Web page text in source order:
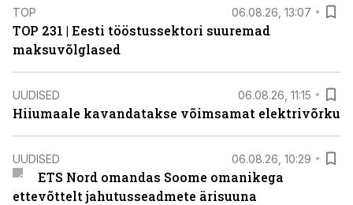
TOP 06.08.26, 13:07
TOP 231 | Eesti tööstussektori suuremad
maksuvõlglased
UUDISED 06.08.26, 11:15
Hiiumaale kavandatakse võimsamat elektrivõrku
UUDISED 06.08.26, 10:29
ETS Nord omandas Soome omanikega
ettevõttelt jahutusseadmete ärisuuna